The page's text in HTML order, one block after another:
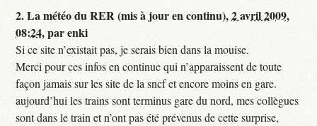
2.La météo du RER (mis à jour en continu),2 avril 2009,
08:24,parenki
Si ce site n’existait pas, je serais bien dans la mouise.
Merci pour ces infos en continue qui n’apparaissent de toute
façon jamais sur les site de la sncf et encore moins en gare.
aujourd’hui les trains sont terminus gare du nord, mes collègues
sont dans le train et n’ont pas été prévenus de cette surprise,